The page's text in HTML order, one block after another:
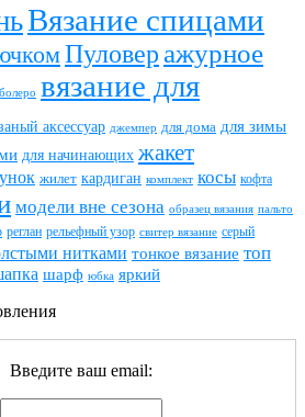
Вязание спицами
Пуловер ажурное
болеро вязание для
аксессуар джемпер для дома для зимы
для начинающих жакет
жилет кардиган комплект косы кофта
модели вне сезона образец вязания пальто
реглан рельефный узор свитер вязание серый
нитками тонкое вязание топ
шарф юбка яркий
Введите ваш email: